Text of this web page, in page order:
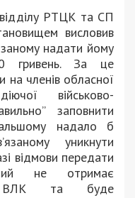
РТЦК та СП
висловив
надати йому
гривень. За це
на членів обласної
військово-
заповнити
надало б
уникнути
відмови передати
не отримає
ВЛК та буде